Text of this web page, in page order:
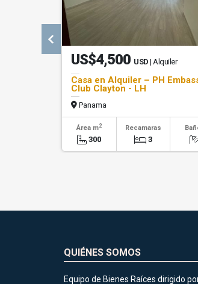
US$4,500 USD | Alquiler
Casa en Alquiler – PH
Club Clayton - LH
Panama
Área m2
300
Recamaras
3
QUIÉNES SOMOS
Equipo de Bienes Raíces dirigido